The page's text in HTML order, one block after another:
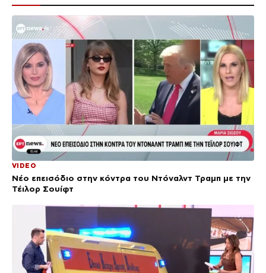
VIDEO
Νέο επεισόδιο στην κόντρα του Ντόναλντ Τραμπ με την
Τέιλορ Σουίφτ